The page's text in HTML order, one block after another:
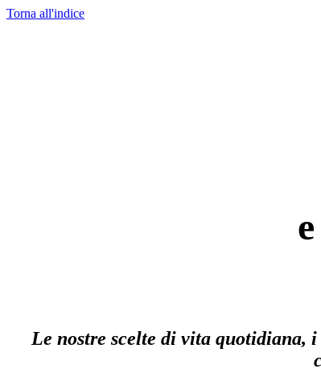
Torna all'indice
Le nostre scelte di vita quotidiana,